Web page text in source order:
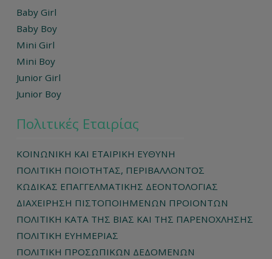
Baby Girl
Baby Boy
Mini Girl
Mini Boy
Junior Girl
Junior Boy
Πολιτικές Εταιρίας
ΚΟΙΝΩΝΙΚΗ ΚΑΙ ΕΤΑΙΡΙΚΗ ΕΥΘΥΝΗ
ΠΟΛΙΤΙΚΗ ΠΟΙΟΤΗΤΑΣ, ΠΕΡΙΒΑΛΛΟΝΤΟΣ
ΚΩΔΙΚΑΣ ΕΠΑΓΓΕΛΜΑΤΙΚΗΣ ΔΕΟΝΤΟΛΟΓΙΑΣ
ΔΙΑΧΕΙΡΗΣΗ ΠΙΣΤΟΠΟΙΗΜΕΝΩΝ ΠΡΟΙΟΝΤΩΝ
ΠΟΛΙΤΙΚΗ ΚΑΤΑ ΤΗΣ ΒΙΑΣ ΚΑΙ ΤΗΣ ΠΑΡΕΝΟΧΛΗΣΗΣ
ΠΟΛΙΤΙΚΗ ΕΥΗΜΕΡΙΑΣ
ΠΟΛΙΤΙΚΗ ΠΡΟΣΩΠΙΚΩΝ ΔΕΔΟΜΕΝΩΝ